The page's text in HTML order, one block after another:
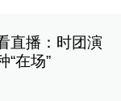
直播：时团演
“在场”